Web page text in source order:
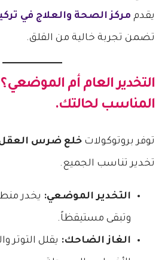
يقدم مركز الصحة والعلاج في
تضمن تجربة خالية من القلق.
التخدير العام أم
المناسب لحالتك.
توفر بروتوكولاتخلع ضرس العقل
تخدير تناسب الجميع.
التخدير الموضعي: يخدر
وتبقى مستيقظاً.
الغاز الضاحك: يقلل التوتر